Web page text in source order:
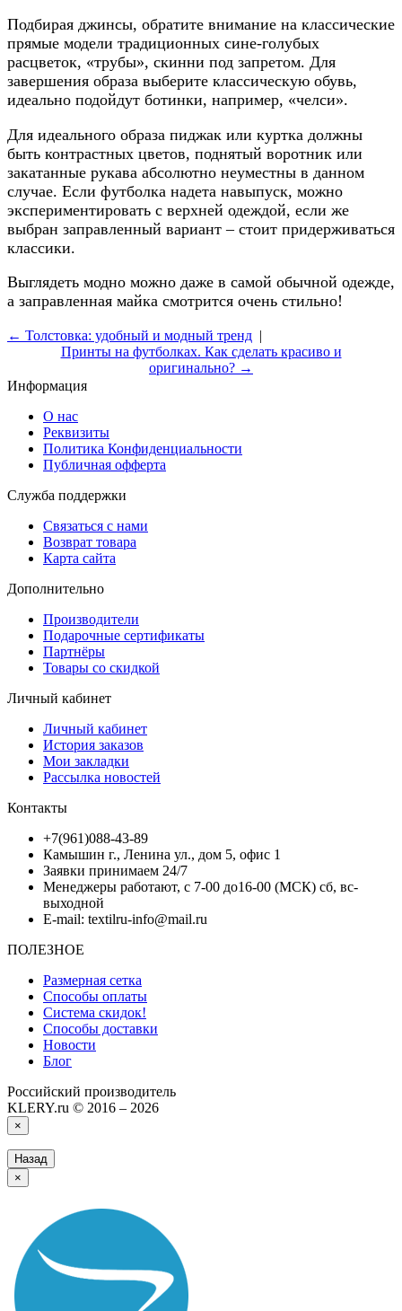
Подбирая джинсы, обратите внимание на классические
прямые модели традиционных сине-голубых
расцветок, «трубы», скинни под запретом. Для
завершения образа выберите классическую обувь,
идеально подойдут ботинки, например, «челси».
Для идеального образа пиджак или куртка должны
быть контрастных цветов, поднятый воротник или
закатанные рукава абсолютно неуместны в данном
случае. Если футболка надета навыпуск, можно
экспериментировать с верхней одеждой, если же
выбран заправленный вариант – стоит придерживаться
классики.
Выглядеть модно можно даже в самой обычной одежде,
а заправленная майка смотрится очень стильно!
← Толстовка: удобный и модный тренд |
Принты на футболках. Как сделать красиво и
оригинально? →
Информация
О нас
Реквизиты
Политика Конфиденциальности
Публичная офферта
Служба поддержки
Связаться с нами
Возврат товара
Карта сайта
Дополнительно
Производители
Подарочные сертификаты
Партнёры
Товары со скидкой
Личный кабинет
Личный кабинет
История заказов
Мои закладки
Рассылка новостей
Контакты
+7(961)088-43-89
Камышин г., Ленина ул., дом 5, офис 1
Заявки принимаем 24/7
Менеджеры работают, с 7-00 до16-00 (МСК) сб, вс-
выходной
E-mail: textilru-info@mail.ru
ПОЛЕЗНОЕ
Размерная сетка
Способы оплаты
Система скидок!
Способы доставки
Новости
Блог
Российский производитель
KLERY.ru © 2016 – 2026
×
Назад
×